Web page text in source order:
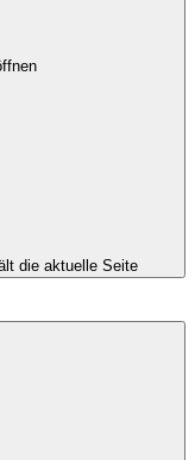
die aktuelle Seite